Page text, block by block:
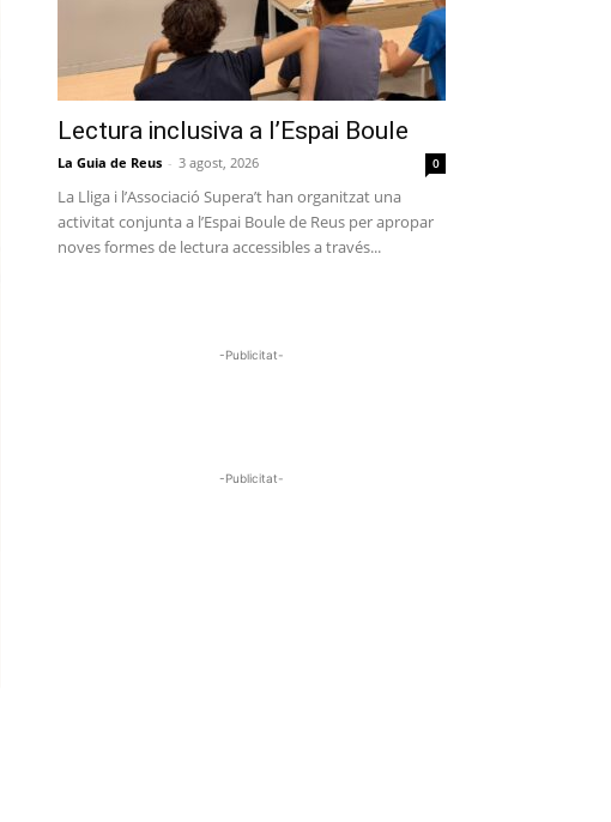
Lectura inclusiva a l’Espai Boule
La Guia de Reus - 3 agost, 2026 0
La Lliga i l’Associació Supera’t han organitzat una
activitat conjunta a l’Espai Boule de Reus per apropar
noves formes de lectura accessibles a través...
-Publicitat-
-Publicitat-